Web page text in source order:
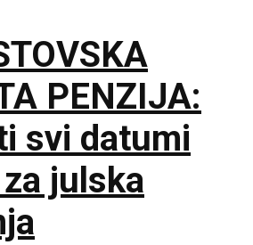
PENZIJA:
svi datumi
julska